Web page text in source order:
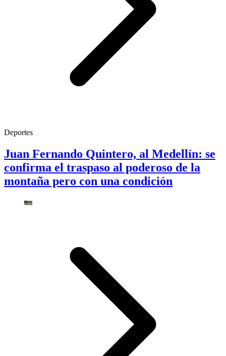
Deportes
Juan Fernando Quintero, al Medellín: se
confirma el traspaso al poderoso de la
montaña pero con una condición